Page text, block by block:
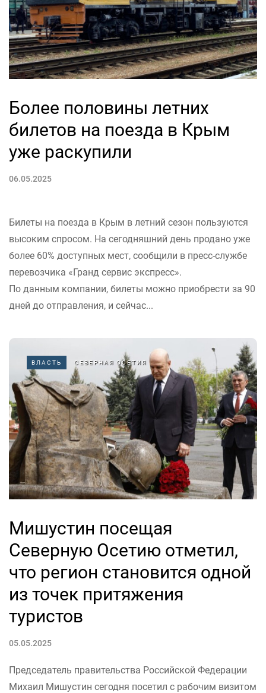
Более половины летних
билетов на поезда в Крым
уже раскупили
06.05.2025
Билеты на поезда в Крым в летний сезон пользуются
высоким спросом. На сегодняшний день продано уже
более 60% доступных мест, сообщили в пресс-службе
перевозчика «Гранд сервис экспресс».
По данным компании, билеты можно приобрести за 90
дней до отправления, и сейчас...
ВЛАСТЬ СЕВЕРНАЯ ОСЕТИЯ
Мишустин посещая
Северную Осетию отметил,
что регион становится одной
из точек притяжения
туристов
05.05.2025
Председатель правительства Российской Федерации
Михаил Мишустин сегодня посетил с рабочим визитом